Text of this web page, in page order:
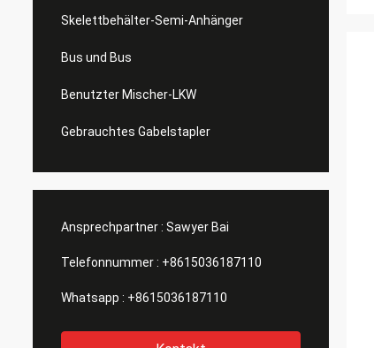
Skelettbehälter-Semi-Anhänger
Bus und Bus
Benutzter Mischer-LKW
Gebrauchtes Gabelstapler
Ansprechpartner : Sawyer Bai
Telefonnummer : +8615036187110
Whatsapp : +8615036187110